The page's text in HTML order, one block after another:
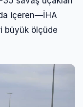
içeren—İHA
büyük ölçüde